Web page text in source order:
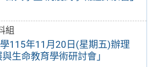
組
115年11月20日(星期五)辦理
與生命教育學術研討會」